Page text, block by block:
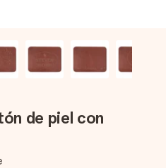
de piel con